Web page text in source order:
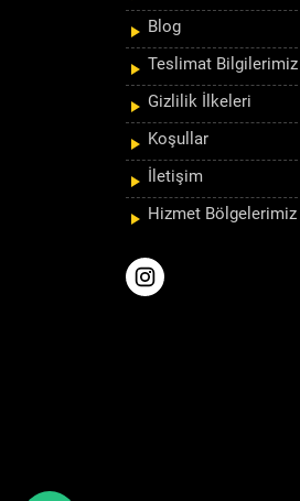
Blog
Teslimat Bilgilerimiz
Gizlilik İlkeleri
Koşullar
İletişim
Hizmet Bölgelerimiz